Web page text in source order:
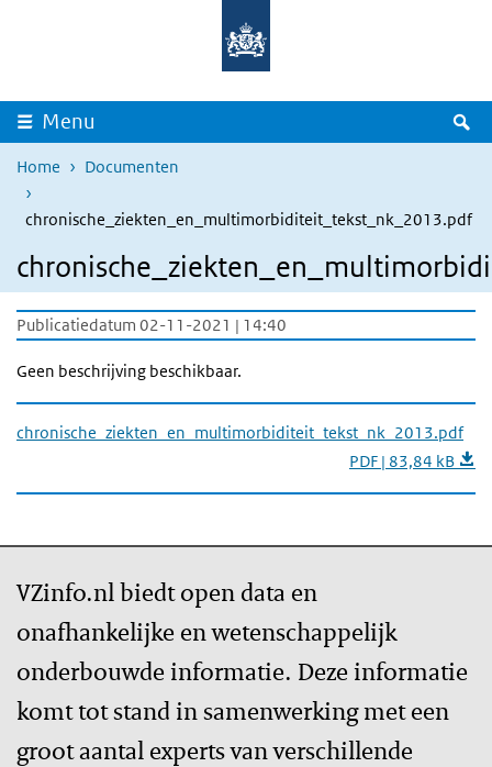
Overslaan en naar de inhoud gaan
Menu
Home Documenten
chronische_ziekten_en_multimorbiditeit_tekst_nk_2013.pdf
Publicatiedatum 02-11-2021 | 14:40
Geen beschrijving beschikbaar.
chronische_ziekten_en_multimorbiditeit_tekst_nk_2013.pdf
PDF | 83,84 kB
VZinfo.nl biedt open data en
onafhankelijke en wetenschappelijk
onderbouwde informatie. Deze informatie
komt tot stand in samenwerking met een
groot aantal experts van verschillende